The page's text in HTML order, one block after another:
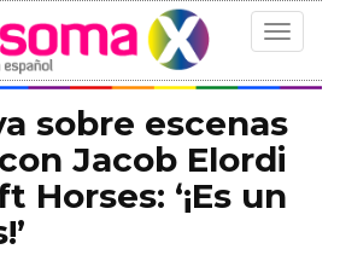
Toggle
sobre escenas
Jacob Elordi
Horses: ‘¡Es un